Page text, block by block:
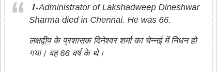
1-Administrator of Lakshadweep Dineshwar
Sharma died in Chennai. He was 66.
लक्षद्वीप के प्रशासक दिनेश्वर शर्मा का चेन्नई में निधन हो
गया। वह 66 वर्ष के थे।